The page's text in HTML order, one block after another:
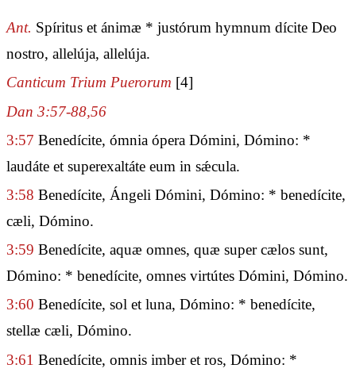
Ant. Spíritus et ánimæ * justórum hymnum dícite Deo
nostro, allelúja, allelúja.
Canticum Trium Puerorum [4]
Dan 3:57-88,56
3:57 Benedícite, ómnia ópera Dómini, Dómino: *
laudáte et superexaltáte eum in sǽcula.
3:58 Benedícite, Ángeli Dómini, Dómino: * benedícite,
cæli, Dómino.
3:59 Benedícite, aquæ omnes, quæ super cælos sunt,
Dómino: * benedícite, omnes virtútes Dómini, Dómino.
3:60 Benedícite, sol et luna, Dómino: * benedícite,
stellæ cæli, Dómino.
3:61 Benedícite, omnis imber et ros, Dómino: *